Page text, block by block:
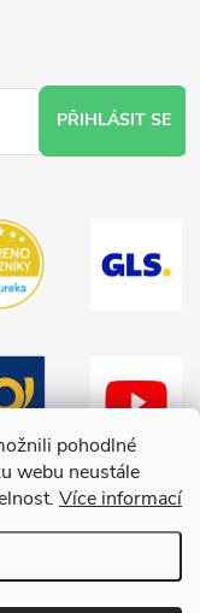
pohodlné
webu neustále
Více informací
PŘIHLÁSIT SE